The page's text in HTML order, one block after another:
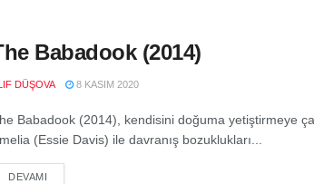
Babadook (2014)
DÜŞOVA 8 KASIM 2020
Babadook (2014), kendisini doğuma yetiştirmeye
(Essie Davis) ile davranış bozuklukları...
DEVAMI